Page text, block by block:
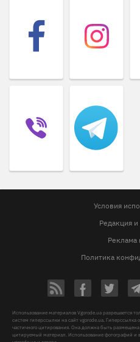
Условия
Редакция
Реклама
Политика
Использование материалов Vgorode.ua разрешается
систем гиперссылки на сайт vgorode.ua. Гиперссылка
частичного цитирования. Она должна быть
цитируемый материал. Использование фотографий и